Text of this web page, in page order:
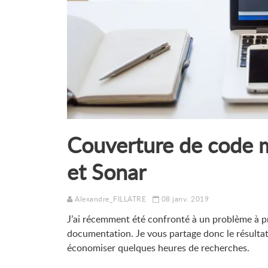
Couverture de code
et Sonar
Alexandre_FILLATRE 08 janv. 2019
J’ai récemment été confronté à un problème à
documentation. Je vous partage donc le
économiser quelques heures de recherches.